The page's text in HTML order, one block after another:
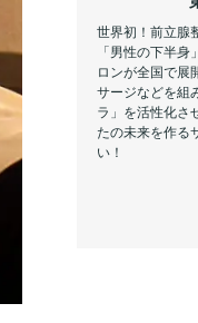
世界初！前立腺
「男性の下半
ロンが全国で展
サージなどを組
ラ」を活性化さ
たの未来を作る
い！